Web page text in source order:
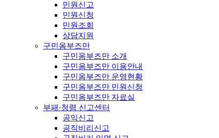
민원신고
민원신청
민원조회
상담지원
구민옴부즈만
구민옴부즈만 소개
구민옴부즈만 이용안내
구민옴부즈만 운영현황
구민옴부즈만 민원신청
구민옴부즈만 자료실
부패·청렴 신고센터
공익신고
공직비리신고